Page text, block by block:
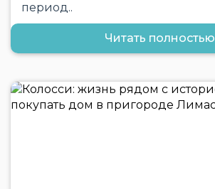
период..
Читать полностью